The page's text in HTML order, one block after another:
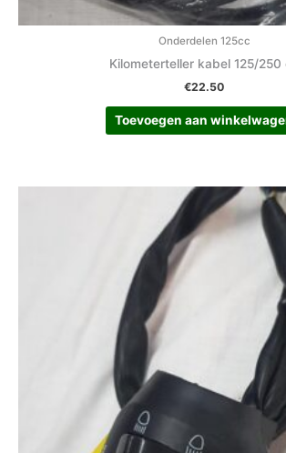
Onderdelen 125cc
Kilometerteller kabel 125/250
€22.50
Toevoegen aan